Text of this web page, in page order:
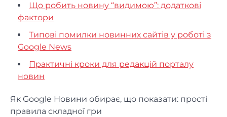
Що робить новину “видимою”: додаткові
фактори
Типові помилки новинних сайтів у роботі з
Google News
Практичні кроки для редакцій порталу
новин
Як Google Новини обирає, що показати: прості
правила складної гри